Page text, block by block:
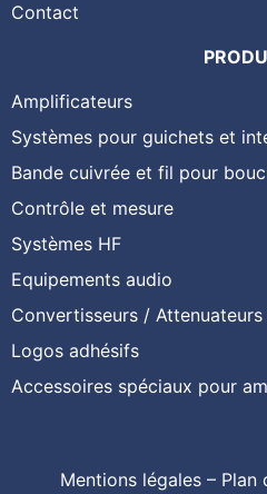
Contact
Amplificateurs
Systèmes pour guichets et
Bande cuivrée et fil pour
Contrôle et mesure
Systèmes HF
Equipements audio
Convertisseurs / Attenuateurs
Logos adhésifs
Accessoires spéciaux pour
Mentions légales– Plan